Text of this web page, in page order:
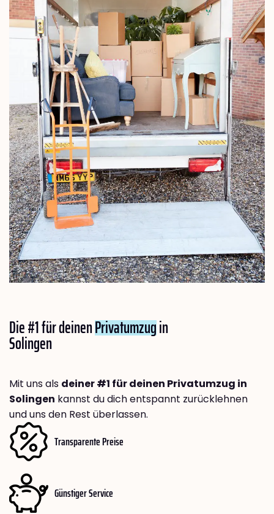
Die #1 für deinenPrivatumzugin
Solingen
Mit uns als deiner #1 für deinen Privatumzug in
Solingen kannst du dich entspannt zurücklehnen
und uns den Rest überlassen.
Transparente Preise
Günstiger Service